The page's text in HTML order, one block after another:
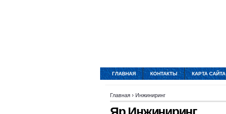
ГЛАВНАЯ КОНТАКТЫ КАРТА САЙТА
Главная › Инжиниринг